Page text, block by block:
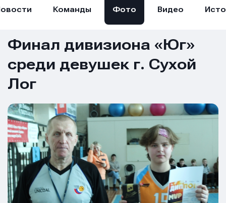
Команды Фото Видео
Финал дивизиона «Юг»
среди девушек г. Сухой
Лог